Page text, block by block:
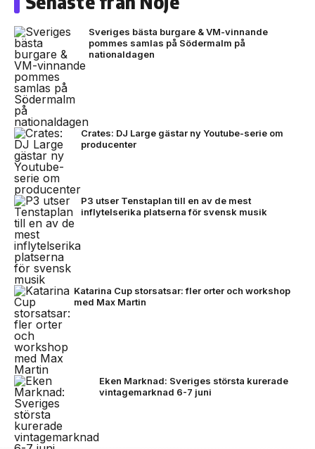
Sveriges bästa burgare & VM-vinnande
pommes samlas på Södermalm på
nationaldagen
Crates: DJ Large gästar ny Youtube-serie om
producenter
P3 utser Tenstaplan till en av de mest
inflytelserika platserna för svensk musik
Katarina Cup storsatsar: fler orter och workshop
med Max Martin
Eken Marknad: Sveriges största kurerade
vintagemarknad 6-7 juni